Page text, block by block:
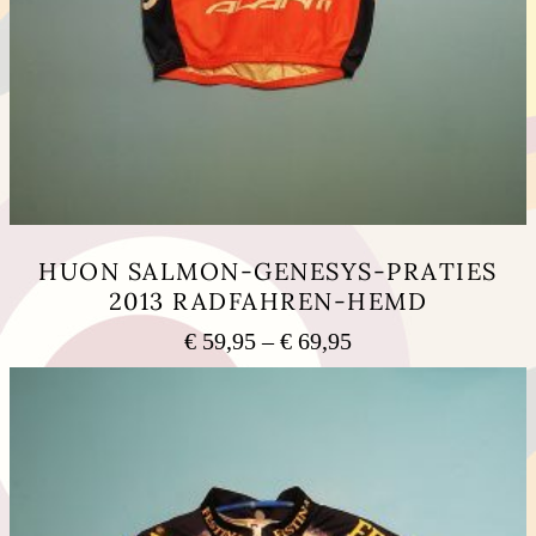
HUON SALMON-GENESYS-PRATIES
2013 RADFAHREN-HEMD
€ 59,95 –€ 69,95Preisspanne:
€ 59,95
auf.
Die
Optionen